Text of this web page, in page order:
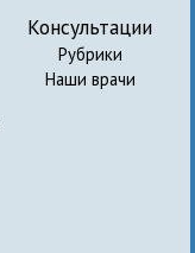
Консультации
Рубрики
Наши врачи